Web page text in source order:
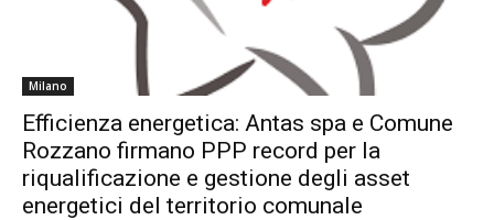
Milano
Efficienza energetica: Antas spa e Comune
Rozzano firmano PPP record per la
riqualificazione e gestione degli asset
energetici del territorio comunale